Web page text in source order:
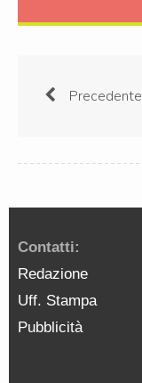
Precedente
Contatti:
Redazione
Uff. Stampa
Pubblicità